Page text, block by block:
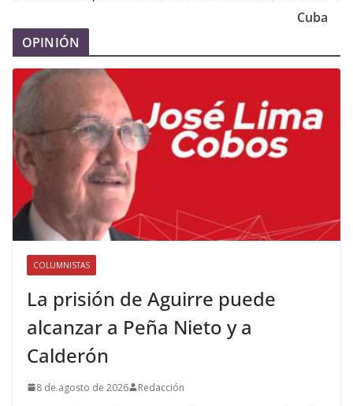
Cuba
OPINIÓN
COLUMNISTAS
La prisión de Aguirre puede
alcanzar a Peña Nieto y a
Calderón
8 de agosto de 2026 Redacción